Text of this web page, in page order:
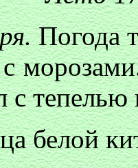
Погода
с
белой